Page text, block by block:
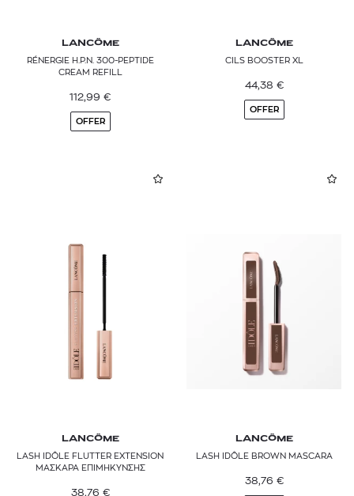
LANCÔME
RÉNERGIE H.P.N. 300-PEPTIDE
CREAM REFILL
112,99 €
OFFER
LANCÔME
CILS BOOSTER XL
44,38 €
OFFER
LANCÔME
LASH IDÔLE FLUTTER EXTENSION
ΜΑΣΚΑΡΑ ΕΠΙΜΗΚΥΝΣΗΣ
38,76 €
LANCÔME
LASH IDÔLE BROWN MASCARA
38,76 €